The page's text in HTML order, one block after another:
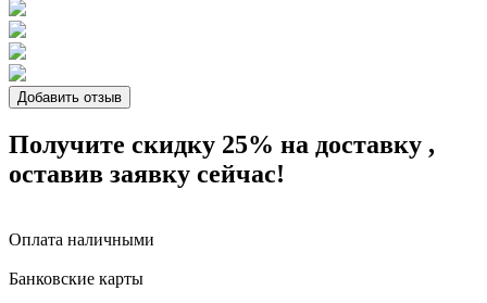
Добавить отзыв
Получите скидку 25% на доставку ,
оставив заявку сейчас!
Оплата наличными
Банковские карты